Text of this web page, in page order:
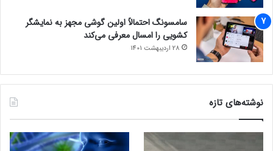
سامسونگ احتمالاً اولین گوشی مجهز به نمایشگر
کشویی را امسال معرفی می‌کند
28 اردیبهشت 1401
نوشته‌های تازه